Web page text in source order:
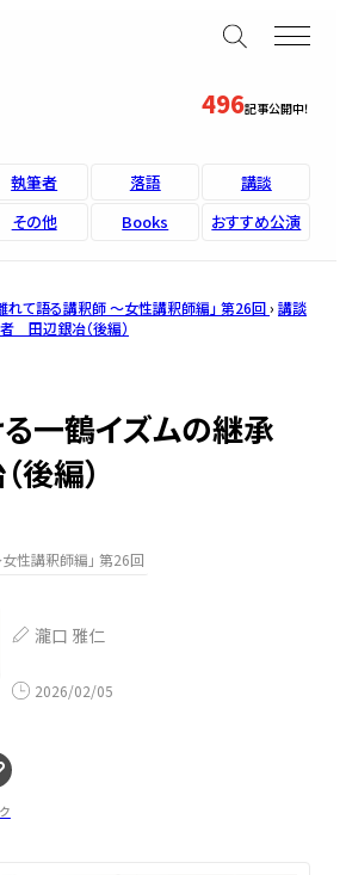
496記事公開中！
執筆者 落語
講談
その他 Books おすすめ公演
れて語る講釈師 ～女性講釈師編」 第26回› 講談
田辺銀冶（後編）
一鶴イズムの継承
編）
性講釈師編」 第26回
瀧口 雅仁
2026/02/05